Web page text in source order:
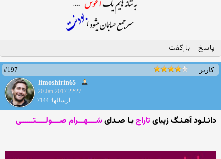
پاسخ بازگفت
کاربر
#197
limoshirin65
20 Jan 2017 22:27
ارسالها: 7144
دانـلـود آهـنـگ زیبای تاراجبـا صـدایشــــهـــرام صــــولـــــتــــــی